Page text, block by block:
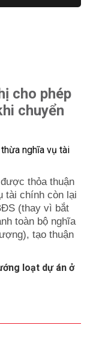
cho phép
chuyển
thỏa thuận
tài chính còn lại
(thay vì bắt
toàn bộ nghĩa
tạo thuận
loạt dự án ở